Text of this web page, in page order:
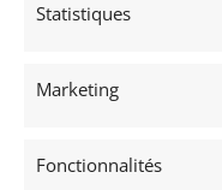
Statistiques
Marketing
Fonctionnalités
Vendu par : Mike VAN THIEL